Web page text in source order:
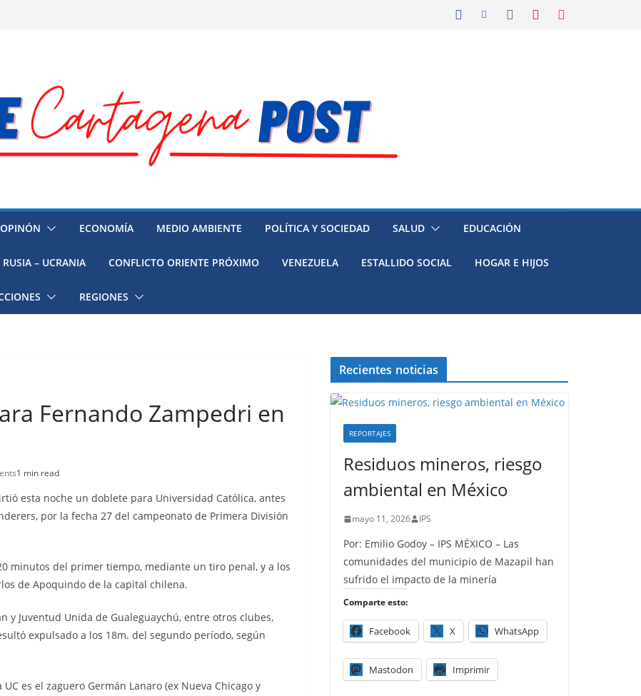
OPINÓN ECONOMÍA MEDIO AMBIENTE POLÍTICA Y SOCIEDAD SALUD EDUCACIÓN
RUSIA – UCRANIA CONFLICTO ORIENTE PRÓXIMO VENEZUELA ESTALLIDO SOCIAL HOGAR E HIJOS
REGIONES
Fernando Zampedri en
1 min read
esta noche un doblete para Universidad Católica, antes
por la fecha 27 del campeonato de Primera División
minutos del primer tiempo, mediante un tiro penal, y a los
de Apoquindo de la capital chilena.
y Juventud Unida de Gualeguaychú, entre otros clubes,
expulsado a los 18m. del segundo período, según
es el zaguero Germán Lanaro (ex Nueva Chicago y
Recientes noticias
REPORTAJES
Residuos mineros, riesgo
ambiental en México
mayo 11, 2026 IPS
Por: Emilio Godoy – IPS MÉXICO – Las
comunidades del municipio de Mazapil han
sufrido el impacto de la minería
Comparte esto:
Facebook X WhatsApp
Mastodon Imprimir